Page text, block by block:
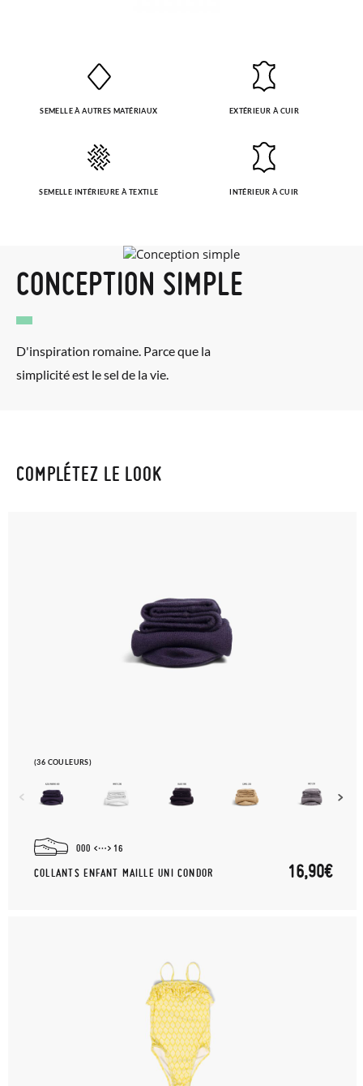
SEMELLE À AUTRES MATÉRIAUX EXTÉRIEUR À CUIR
SEMELLE INTÉRIEURE À TEXTILE INTÉRIEUR À CUIR
CONCEPTION SIMPLE
D'inspiration romaine. Parce que la
simplicité est le sel de la vie.
COMPLÉTEZ LE LOOK
(36 COULEURS)
000 16
COLLANTS ENFANT MAILLE UNI CONDOR 16,90€